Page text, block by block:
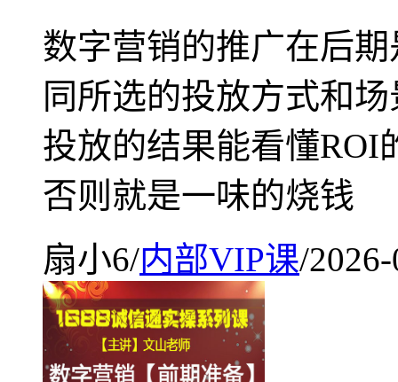
数字营销的推广在后
同所选的投放方式和
投放的结果能看懂ROI
否则就是一味的烧钱
扇小6/内部VIP课/